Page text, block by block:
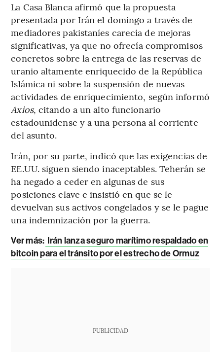
La Casa Blanca afirmó que la propuesta
presentada por Irán el domingo a través de
mediadores pakistaníes carecía de mejoras
significativas, ya que no ofrecía compromisos
concretos sobre la entrega de las reservas de
uranio altamente enriquecido de la República
Islámica ni sobre la suspensión de nuevas
actividades de enriquecimiento, según informó
Axios, citando a un alto funcionario
estadounidense y a una persona al corriente
del asunto.
Irán, por su parte, indicó que las exigencias de
EE.UU. siguen siendo inaceptables. Teherán se
ha negado a ceder en algunas de sus
posiciones clave e insistió en que se le
devuelvan sus activos congelados y se le pague
una indemnización por la guerra.
Ver más: Irán lanza seguro marítimo respaldado en
bitcoin para el tránsito por el estrecho de Ormuz
PUBLICIDAD